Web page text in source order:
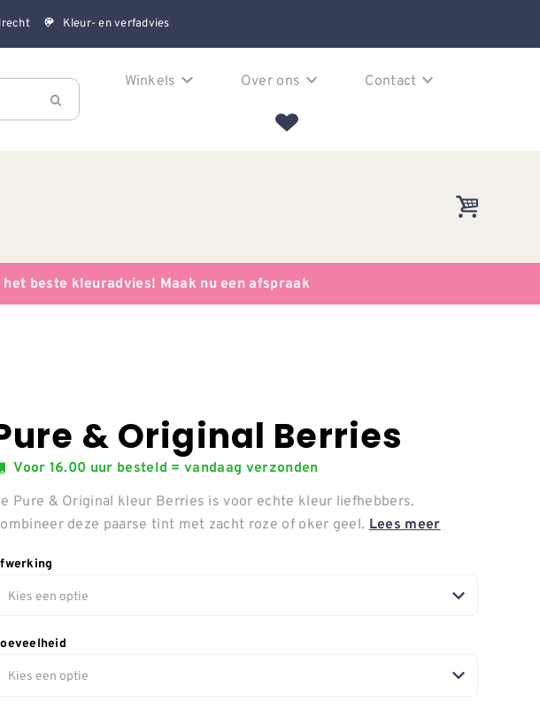
Kleur- en verfadvies
Winkels Over ons Contact
beste kleuradvies! Maak nu een afspraak
& Original Berries
Voor 16.00 uur besteld = vandaag verzonden
Pure & Original kleur Berries is voor echte kleur liefhebbers.
deze paarse tint met zacht roze of oker geel. Lees meer